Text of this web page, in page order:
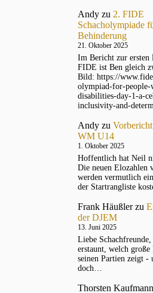
Andy zu 2. FIDE
Schacholympiade
Behinderung
21. Oktober 2025
Im Bericht zur ersten
FIDE ist Ben gleich
Bild: https://
olympiad-for-
disabilities-day-1-a-
inclusivity-and-
Andy zu
WM U14
1. Oktober 2025
Hoffentlich hat Neil
Die neuen Elozahlen
werden vermutlich
der Startrangliste
Frank Häußlerzu
der DJEM
13. Juni 2025
Liebe
erstaunt, welch
seinen Partien zeigt -
doch…
Thorsten Kaufmann